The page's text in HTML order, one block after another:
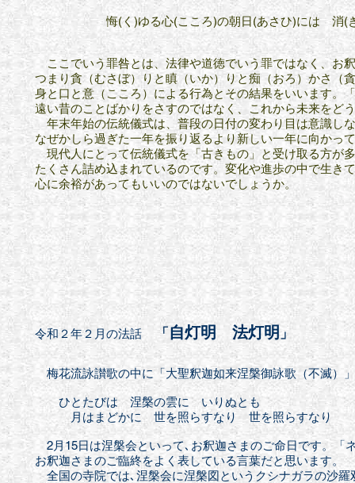
悔(く)ゆる心(こころ)の朝日(あさひ)には 消(き)
ここでいう罪咎とは、法律や道徳でいう罪ではなく、お
つまり貪（むさぼ）り と瞋（いか）りと痴（おろ）かさ（
身と口と意（こころ）による行為とその結果をいいます。
遠い昔のことばかりをさすのではなく、
これから未来をど
年末年始の伝統儀式は、普段の日付の変わり目は意識し
なぜかしら過ぎた一年を振り返るより新しい一年に向かっ
現代人にとって伝統儀式を「古きもの」と受け取る方が
たくさん詰め込まれているのです。変化や進歩の中で生き
心に余裕があってもいいのではないでしょうか。
令和２年２月の法話 「自灯明 法灯明」
梅花流詠讃歌の中に「大聖釈迦如来涅槃御詠歌（不滅）
ひとたびは 涅槃の雲に いりぬとも
月はまどかに 世を照らすなり 世を照らすなり
2月15日は涅槃会といって､お釈迦さまのご命日です。「
お釈迦さまのご臨終をよく表している言葉だと思います。
全国の寺院では､涅槃会に涅槃図というクシナガラの沙